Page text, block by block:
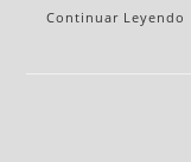
Continuar Leyendo